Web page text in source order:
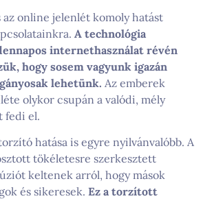
online jelenlét komoly hatást
A technológia
internethasználat révén
hogy sosem vagyunk igazán
lehetünk. Az emberek
olykor csupán a valódi, mély
fedi el.
hatása is egyre nyilvánvalóbb. A
tökéletesre szerkesztett
keltenek arról, hogy mások
és sikeresek. Ez a torzított